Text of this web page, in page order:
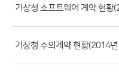
부
서,
기상청 소프트웨어 계약 현황
기상청 수의계약 현황(2014